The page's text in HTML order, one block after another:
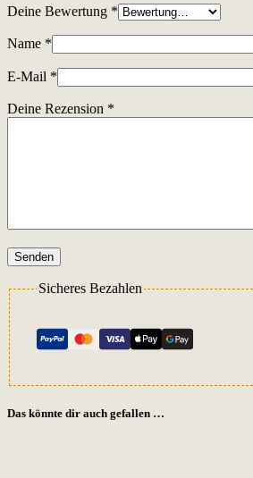
Deine Bewertung *
Name *
E-Mail *
Deine Rezension *
Senden
Sicheres Bezahlen
Das könnte dir auch gefallen …